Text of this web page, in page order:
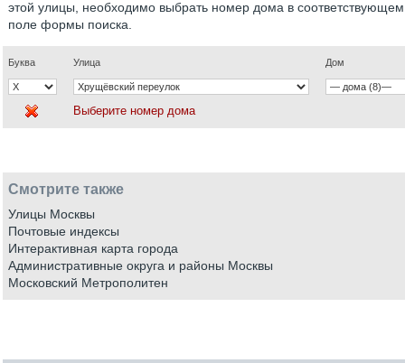
этой улицы, необходимо выбрать номер дома в соответствующем
поле формы поиска.
Буква Улица Дом
Выберите номер дома
Смотрите также
Улицы Москвы
Почтовые индексы
Интерактивная карта города
Административные округа и районы Москвы
Московский Метрополитен